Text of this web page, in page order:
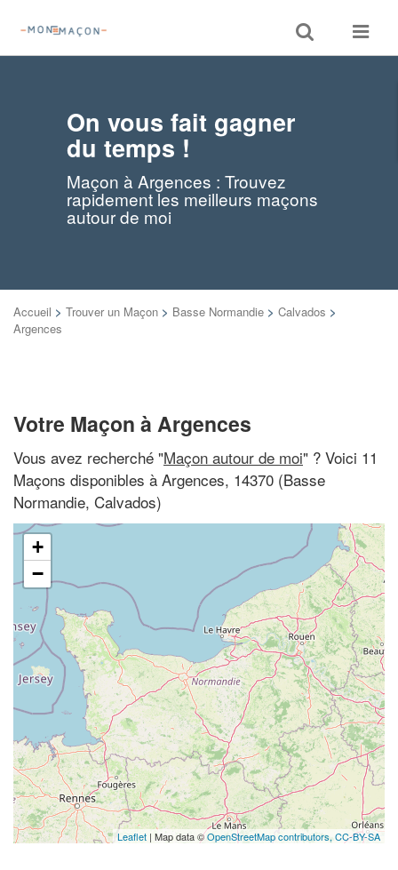
Toggle
search
Toggle
On vous fait gagner
du temps !
Maçon à Argences : Trouvez
rapidement les meilleurs maçons
autour de moi
Accueil > Trouver un Maçon > Basse Normandie > Calvados >
Argences
Votre Maçon à Argences
Vous avez recherché "Maçon autour de moi" ? Voici 11
Maçons disponibles à Argences, 14370 (Basse
Normandie, Calvados)
+
−
Leaflet | Map data ©OpenStreetMap contributors, CC-BY-SA